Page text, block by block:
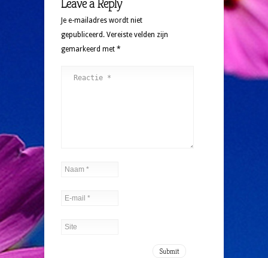
Leave a Reply
Je e-mailadres wordt niet
gepubliceerd. Vereiste velden zijn
gemarkeerd met *